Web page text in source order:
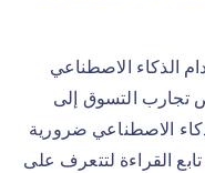
الذكاء الاصطناعي
تجارب التسوق إلى
الاصطناعي ضرورية
تابع القراءة لتتعرف على